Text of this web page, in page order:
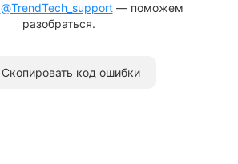
@TrendTech_support— поможем
разобраться.
Скопировать код ошибки